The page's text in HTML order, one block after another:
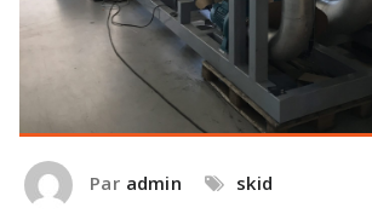
Par admin skid